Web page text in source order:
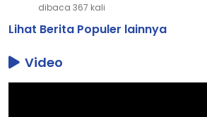
dibaca 367 kali
Lihat Berita Populer lainnya
Video